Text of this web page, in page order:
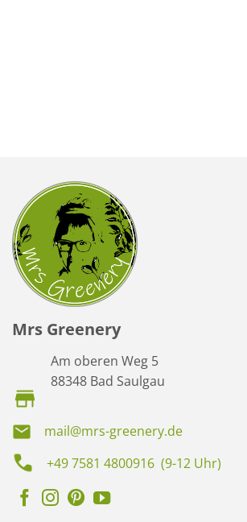
Mrs Greenery
Am oberen Weg 5
88348 Bad Saulgau
mail@mrs-greenery.de
+49 7581 4800916 (9-12 Uhr)